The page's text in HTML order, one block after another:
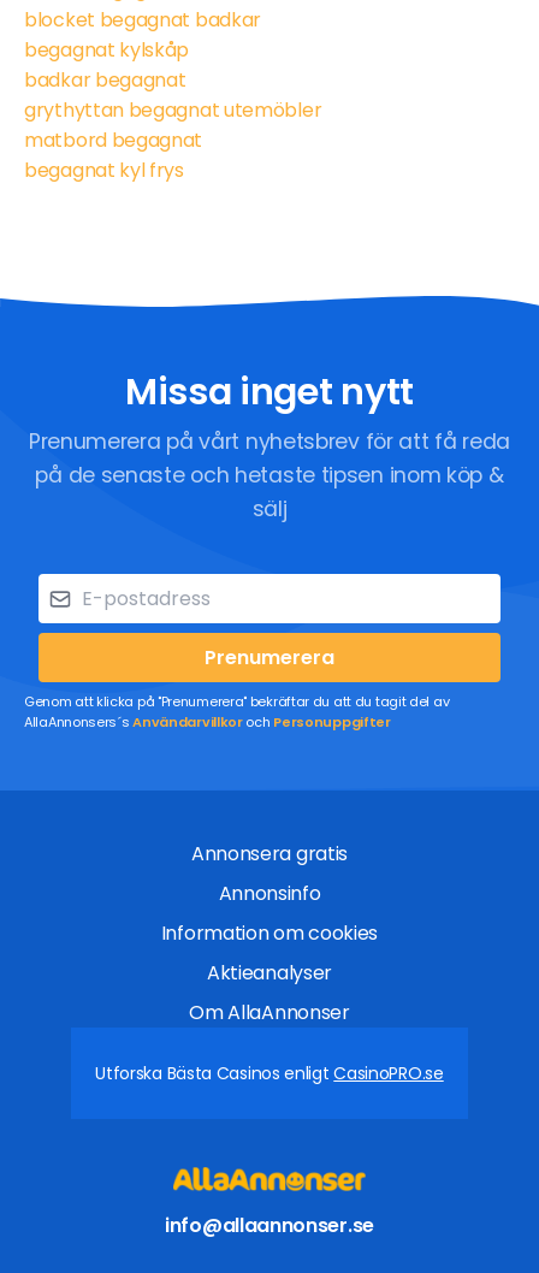
blocket begagnat badkar
begagnat kylskåp
badkar begagnat
grythyttan begagnat utemöbler
matbord begagnat
begagnat kyl frys
Missa inget nytt
Prenumerera på vårt nyhetsbrev för att få reda
på de senaste och hetaste tipsen inom köp &
sälj
Prenumerera
Genom att klicka på "Prenumerera" bekräftar du att du tagit del av
AllaAnnonsers´sAnvändarvillkoroch Personuppgifter
Annonsera gratis
Annonsinfo
Information om cookies
Aktieanalyser
Om AllaAnnonser
Utforska Bästa Casinos enligtCasinoPRO.se
info@allaannonser.se